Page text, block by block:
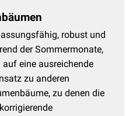
robust und
der Sommermonate,
eine ausreichende
zu anderen
zu denen die